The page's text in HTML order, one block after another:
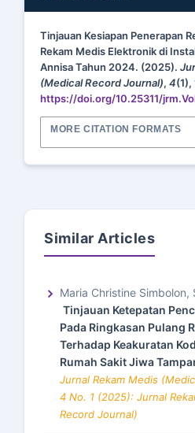
Tinjauan Kesiapan Penerapan
Rekam Medis Elektronik di
Annisa Tahun 2024. (2025).
(Medical Record Journal), 4(1),
https://doi.org/10.25311/
MORE CITATION FORMATS
Similar Articles
Maria Christine Simbolon,
Tinjauan Ketepatan
Pada Ringkasan Pulang
Terhadap Keakuratan
Rumah Sakit Jiwa
Jurnal Rekam Medis
4 No. 1 (2025): Jurnal
Record Journal)